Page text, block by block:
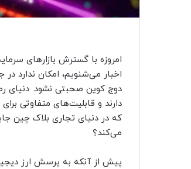
امروزه با گسترش بازارهای
اخبار می‌شنویم، امکان ندارد
دوج کوین صحبتی نشود. دنیای
که در دنیای تجاری بلاک چین
می‌کند؟
پیش از آنکه به پرسش ارز